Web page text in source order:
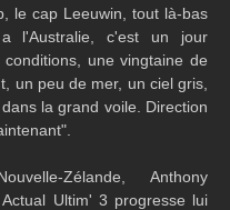
le cap Leeuwin, tout là-bas
l'Australie, c'est un jour
conditions, une vingtaine de
un peu de mer, un ciel gris,
la grand voile. Direction
Zélande, Anthony
Ultim' 3 progresse lui